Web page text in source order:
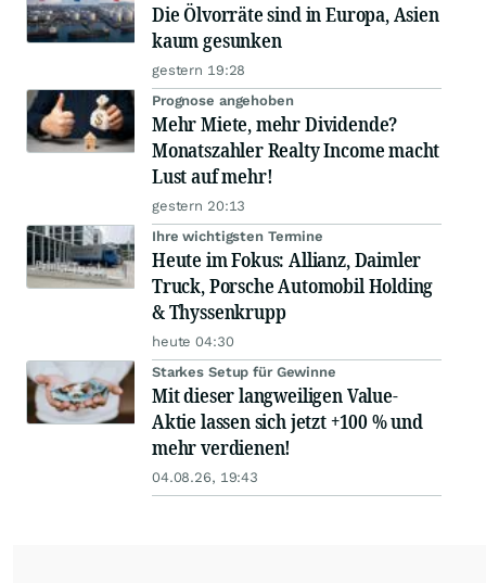
Die Ölvorräte sind in Europa, Asien
kaum gesunken
gestern 19:28
Prognose angehoben
Mehr Miete, mehr Dividende?
Monatszahler Realty Income macht
Lust auf mehr!
gestern 20:13
Ihre wichtigsten Termine
Heute im Fokus: Allianz, Daimler
Truck, Porsche Automobil Holding
& Thyssenkrupp
heute 04:30
Starkes Setup für Gewinne
Mit dieser langweiligen Value-
Aktie lassen sich jetzt +100 % und
mehr verdienen!
04.08.26, 19:43